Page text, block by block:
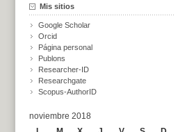
Mis sitios
Google Scholar
Orcid
Página personal
Publons
Researcher-ID
Researchgate
Scopus-AuthorID
noviembre 2018